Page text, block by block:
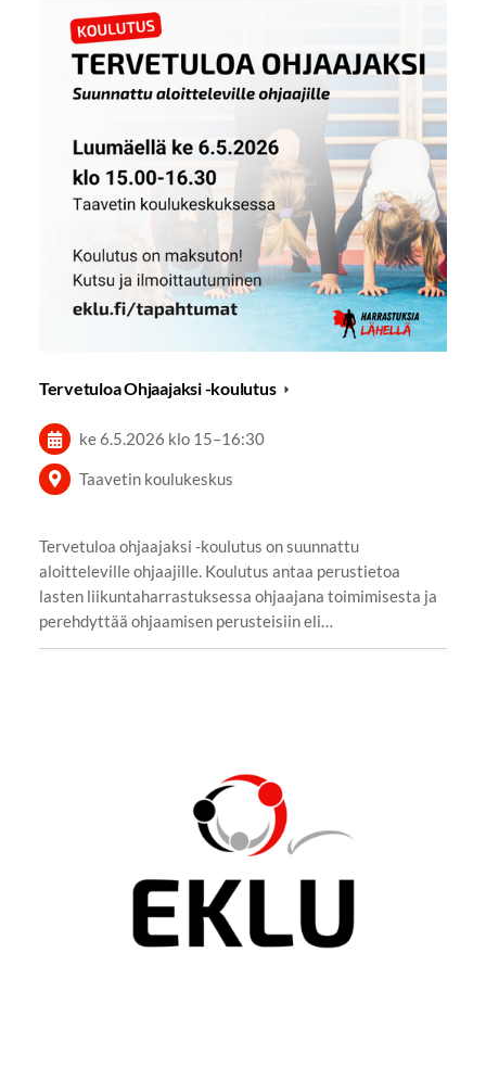
Tervetuloa Ohjaajaksi -koulutus
ke 6.5.2026 klo 15–16:30
Taavetin koulukeskus
Tervetuloa ohjaajaksi -koulutus on suunnattu
aloitteleville ohjaajille. Koulutus antaa perustietoa
lasten liikuntaharrastuksessa ohjaajana toimimisesta ja
perehdyttää ohjaamisen perusteisiin eli…